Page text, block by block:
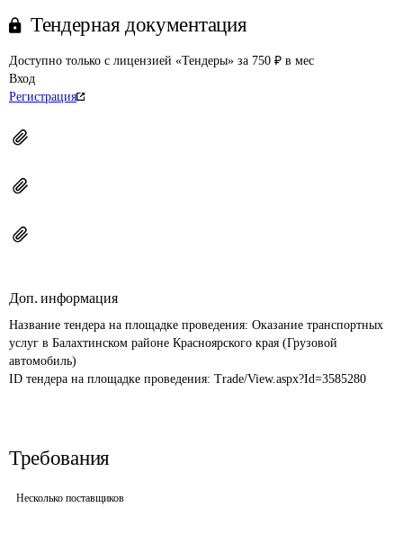
Тендерная документация
Доступно только с лицензией «Тендеры» за 750 ₽ в мес
Вход
Регистрация
Доп. информация
Название тендера на площадке проведения: Оказание транспортных
услуг в Балахтинском районе Красноярского края (Грузовой
автомобиль)
ID тендера на площадке проведения: Trade/View.aspx?Id=3585280
Требования
Несколько поставщиков